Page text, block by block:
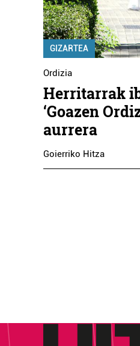
GIZARTEA
Ordizia
Herritarrak
‘Goazen
aurrera
Goierriko Hitza